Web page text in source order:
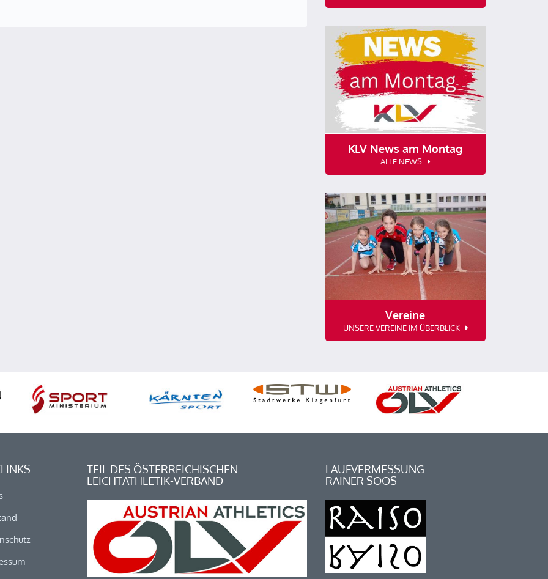
KLV News am Montag
ALLE NEWS
Vereine
UNSERE VEREINE IM ÜBERBLICK
TEIL DES ÖSTERREICHISCHEN
LEICHTATHLETIK-VERBAND
LAUFVERMESSUNG
RAINER SOOS